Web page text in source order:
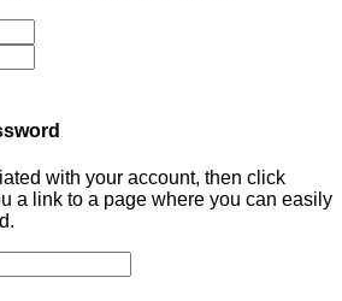
with your account, then click
a link to a page where you can easily